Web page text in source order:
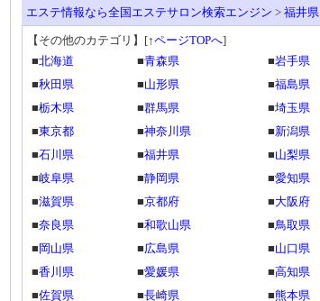
エステ情報なら全国エステサロン検索エンジン > 福井県
【その他のカテゴリ】 [↑ページTOPへ]
■北海道 ■青森県 ■岩手県
■秋田県 ■山形県 ■福島県
■栃木県 ■群馬県 ■埼玉県
■東京都 ■神奈川県 ■新潟県
■石川県 ■福井県 ■山梨県
■岐阜県 ■静岡県 ■愛知県
■滋賀県 ■京都府 ■大阪府
■奈良県 ■和歌山県 ■鳥取県
■ 岡山県 ■広島県 ■山口県
■香川県 ■愛媛県 ■高知県
■佐賀県 ■長崎県 ■熊本県